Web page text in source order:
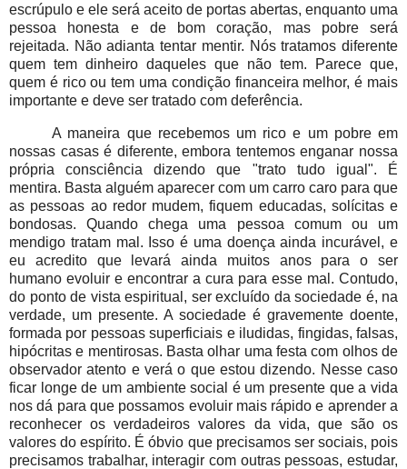
escrúpulo e ele será aceito de portas abertas, enquanto uma
pessoa honesta e de bom coração, mas pobre será
rejeitada. Não adianta tentar mentir. Nós tratamos diferente
quem tem dinheiro daqueles que não tem. Parece que,
quem é rico ou tem uma condição financeira melhor, é mais
importante e deve ser tratado com deferência.
A maneira que recebemos um rico e um pobre em
nossas casas é diferente, embora tentemos enganar nossa
própria consciência dizendo que "trato tudo igual". É
mentira. Basta alguém aparecer com um carro caro para que
as pessoas ao redor mudem, fiquem educadas, solícitas e
bondosas. Quando chega uma pessoa comum ou um
mendigo tratam mal. Isso é uma doença ainda incurável, e
eu acredito que levará ainda muitos anos para o ser
humano evoluir e encontrar a cura para esse mal. Contudo,
do ponto de vista espiritual, ser excluído da sociedade é, na
verdade, um presente. A sociedade é gravemente doente,
formada por pessoas superficiais e iludidas, fingidas, falsas,
hipócritas e mentirosas. Basta olhar uma festa com olhos de
observador atento e verá o que estou dizendo. Nesse caso
ficar longe de um ambiente social é um presente que a vida
nos dá para que possamos evoluir mais rápido e aprender a
reconhecer os verdadeiros valores da vida, que são os
valores do espírito. É óbvio que precisamos ser sociais, pois
precisamos trabalhar, interagir com outras pessoas, estudar,